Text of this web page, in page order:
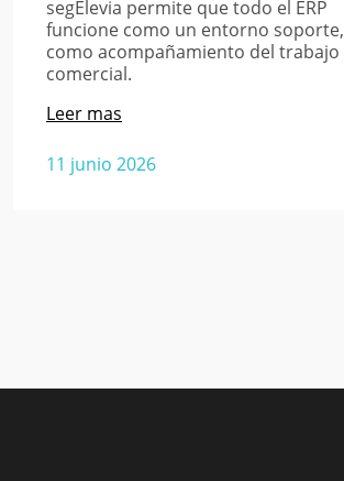
segElevia permite que todo el ERP
funcione como un entorno soporte,
como acompañamiento del trabajo
comercial.
11 junio 2026
Leer mas